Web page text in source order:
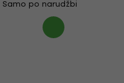
Samo po narudžbi